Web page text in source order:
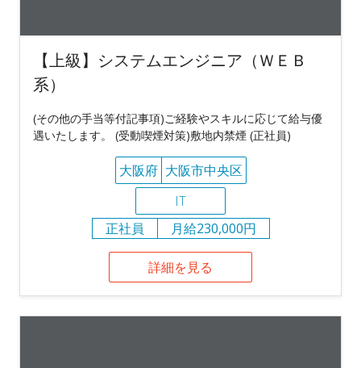
【上級】システムエンジニア（ＷＥＢ
系）
(その他の手当等付記事項)ご経験やスキルに応じて給与優
遇いたします。 (受動喫煙対策)敷地内禁煙 (正社員)
大阪府 大阪市中央区
IT
正社員
月給230,000円
詳細を見る